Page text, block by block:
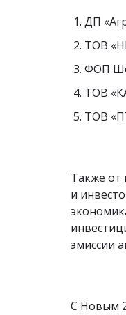
ДП
ТОВ
ФОП
ТОВ
ТОВ
Также от
и
эмиссии
С Новым